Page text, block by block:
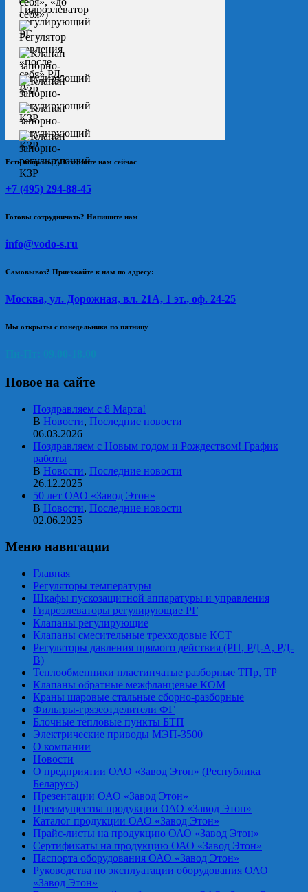
Есть вопросы? Позвоните нам сейчас
+7 (495) 294-88-45
Готовы сотрудничать? Напишите нам
info@vodo-s.ru
Самовывоз? Приезжайте к нам по адресу:
Москва, ул. Дорожная, вл. 21А, 1 эт., оф. 24-25
Мы открыты с понедельника по пятницу
Новое на сайте
Поздравляем с 8 Марта!
В Новости, Последние новости
06.03.2026
Поздравляем с Новым годом и Рождеством! График
работы
В Новости, Последние новости
26.12.2025
50 лет ОАО «Завод Этон»
В Новости, Последние новости
02.06.2025
Меню навигации
Главная
Регуляторы температуры
Шкафы пускозащитной аппаратуры и управления
Гидроэлеваторы регулирующие РГ
Клапаны регулирующие
Клапаны смесительные трехходовые КСТ
Регуляторы давления прямого действия (РП, РД-А, РД-
В)
Теплообменники пластинчатые разборные ТПр, ТР
Клапаны обратные межфланцевые КОМ
Краны шаровые стальные сборно-разборные
Фильтры-грязеотделители ФГ
Блочные тепловые пункты БТП
Электрические приводы МЭП-3500
О компании
Новости
О предприятии ОАО «Завод Этон» (Республика
Беларусь)
Презентации ОАО «Завод Этон»
Преимущества продукции ОАО «Завод Этон»
Каталог продукции ОАО «Завод Этон»
Прайс-листы на продукцию ОАО «Завод Этон»
Сертификаты на продукцию ОАО «Завод Этон»
Паспорта оборудования ОАО «Завод Этон»
Руководства по эксплуатации оборудования ОАО
«Завод Этон»